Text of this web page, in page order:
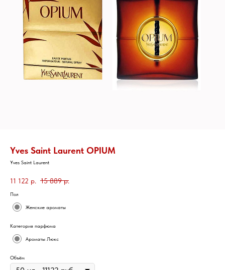
Yves Saint Laurent OPIUM
Yves Saint Laurent
11 122 р. 15 889 р.
Пол
Женские ароматы
Категория парфюма
Ароматы Люкс
Объём